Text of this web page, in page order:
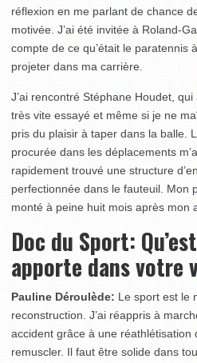
réflexion en me parlant de chance
motivée. J’ai été invitée à Roland-
compte de ce qu’était le paratennis
projeter dans ma carrière.
J’ai rencontré Stéphane Houdet,
très vite essayé et même si je ne
pris du plaisir à taper dans la balle.
procurée dans les déplacements
rapidement trouvé une structure
perfectionnée dans le fauteuil. Mon
monté à peine huit mois après mon
Doc du Sport:
apporte dans votre
Pauline Déroulède: Le sport est le
reconstruction. J’ai réappris à
accident grâce à une réathlétisation
remuscler. Il faut être solide dans